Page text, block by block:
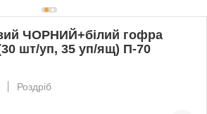
ЧОРНИЙ+білий гофра
шт/уп, 35 уп/ящ) П-70
Роздріб